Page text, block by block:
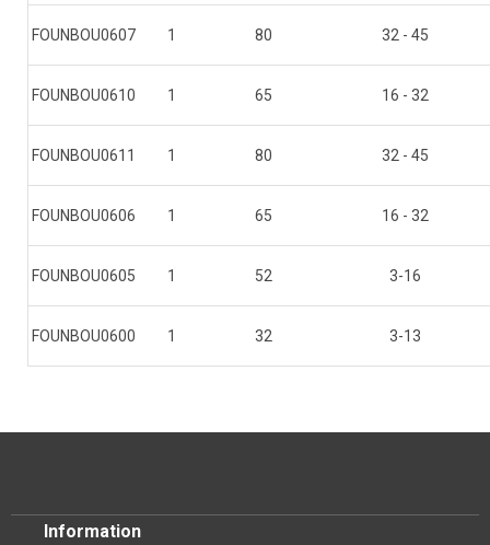
FOUNBOU0607 1 80 32 - 45
FOUNBOU0610 1 65 16 - 32
FOUNBOU0611 1 80 32 - 45
FOUNBOU0606 1 65 16 - 32
FOUNBOU0605 1 52 3-16
FOUNBOU0600 1 32 3-13
Information